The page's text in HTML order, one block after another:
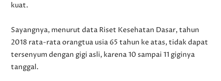
kuat.
Sayangnya, menurut data Riset Kesehatan Dasar, tahun
2018 rata-rata orangtua usia 65 tahun ke atas, tidak dapat
tersenyum dengan gigi asli, karena 10 sampai 11 giginya
tanggal.